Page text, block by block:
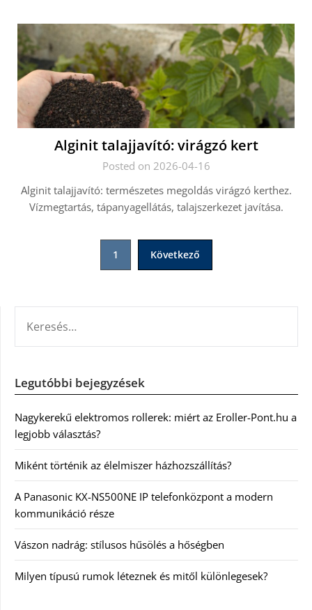
Alginit talajjavító: virágzó kert
Posted on 2026-04-16
Alginit talajjavító: természetes megoldás virágzó kerthez.
Vízmegtartás, tápanyagellátás, talajszerkezet javítása.
1 Következő
Legutóbbi bejegyzések
Nagykerekű elektromos rollerek: miért az Eroller-Pont.hu a
legjobb választás?
Miként történik az élelmiszer házhozszállítás?
A Panasonic KX-NS500NE IP telefonközpont a modern
kommunikáció része
Vászon nadrág: stílusos hűsölés a hőségben
Milyen típusú rumok léteznek és mitől különlegesek?